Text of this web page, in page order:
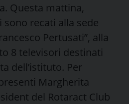
Questa mattina,
sono recati alla sede
Pertusati”, alla
8 televisori destinati
dell’istituto. Per
Margherita
del Rotaract Club